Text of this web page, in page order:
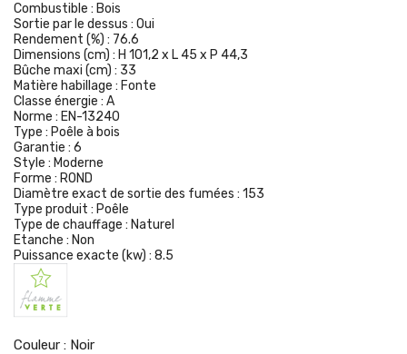
Combustible : Bois
Sortie par le dessus : Oui
Rendement (%) : 76.6
Dimensions (cm) : H 101,2 x L 45 x P 44,3
Bûche maxi (cm) : 33
Matière habillage : Fonte
Classe énergie : A
Norme : EN-13240
Type : Poêle à bois
Garantie : 6
Style : Moderne
Forme : ROND
Diamètre exact de sortie des fumées : 153
Type produit : Poêle
Type de chauffage : Naturel
Etanche : Non
Puissance exacte (kw) : 8.5
Couleur : Noir